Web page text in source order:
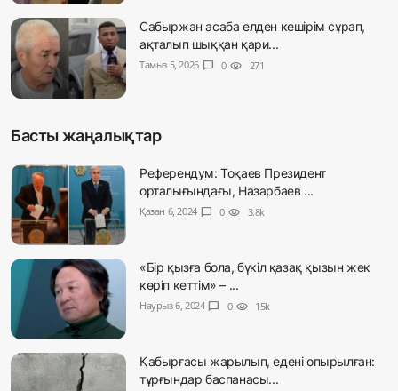
Сабыржан асаба елден кешірім сұрап,
ақталып шыққан қари...
Тамыз 5, 2026 chat_bubble 0 visibility 271
Басты жаңалықтар
Референдум: Тоқаев Президент
орталығындағы, Назарбаев ...
Қазан 6, 2024 chat_bubble 0 visibility 3.8k
«Бір қызға бола, бүкіл қазақ қызын жек
көріп кеттім» – ...
Наурыз 6, 2024 chat_bubble 0 visibility 15k
Қабырғасы жарылып, едені опырылған:
тұрғындар баспанасы...